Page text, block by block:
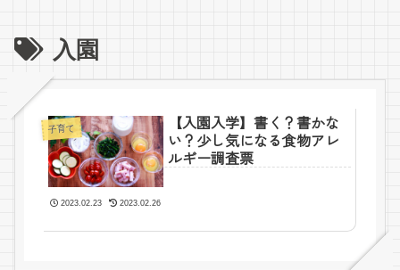
入園
子育て
【入園入学】書く？書かな
い？少し気になる食物アレ
ルギー調査票
2023.02.23 2023.02.26